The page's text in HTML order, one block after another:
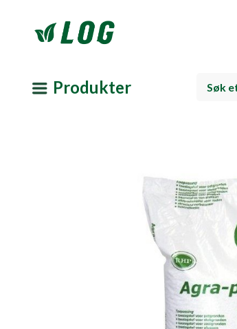
Produkter